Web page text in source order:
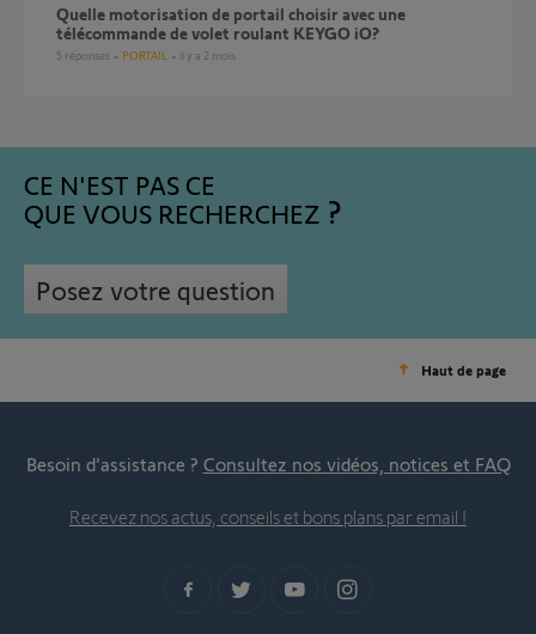
Quelle motorisation de portail choisir avec une
télécommande de volet roulant KEYGO iO?
5 réponses PORTAIL il y a 2 mois
CE N'EST PAS CE
QUE VOUS RECHERCHEZ
Posez votre question
Haut de page
Besoin d’assistance ? Consultez nos vidéos, notices et FAQ
Recevez nos actus, conseils et bons plans par email !